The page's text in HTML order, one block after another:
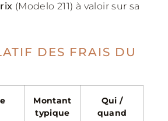
(Modelo 211) à valoir sur sa
DES FRAIS DU
Montant
typique
Qui /
quand